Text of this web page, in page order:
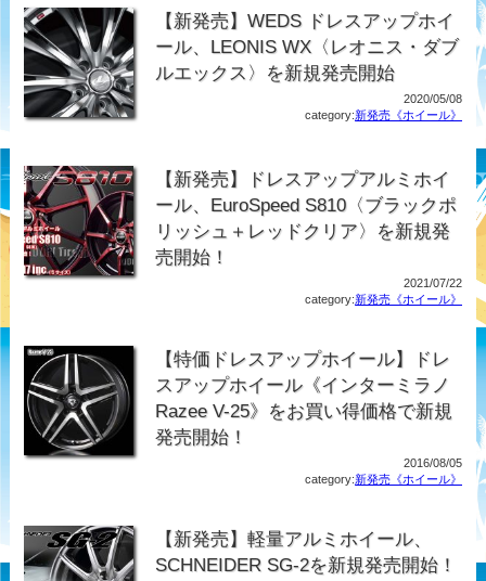
【新発売】WEDS ドレスアップホイ
ール、LEONIS WX〈レオニス・ダブ
ルエックス〉を新規発売開始
2020/05/08
category:新発売《ホイール》
【新発売】ドレスアップアルミホイ
ール、EuroSpeed S810〈ブラックポ
リッシュ＋レッドクリア〉を新規発
売開始！
2021/07/22
category:新発売《ホイール》
【特価ドレスアップホイール】ドレ
スアップホイール《インターミラノ
Razee V-25》をお買い得価格で新規
発売開始！
2016/08/05
category:新発売《ホイール》
【新発売】軽量アルミホイール、
SCHNEIDER SG-2を新規発売開始！